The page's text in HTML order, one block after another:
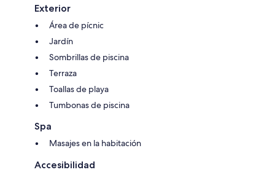
Exterior
Área de pícnic
Jardín
Sombrillas de piscina
Terraza
Toallas de playa
Tumbonas de piscina
Spa
Masajes en la habitación
Accesibilidad